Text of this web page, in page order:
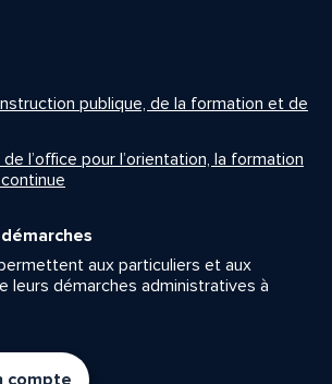
publique, de la formation et de
l’office pour l’orientation, la formation
aux particuliers et aux
leurs démarches administratives à
compte